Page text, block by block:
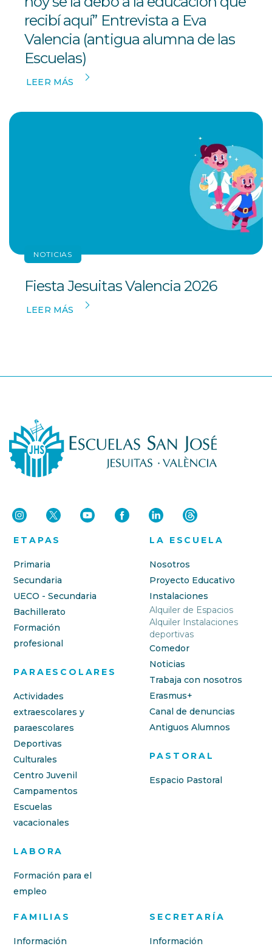
recibí aquí” Entrevista a Eva
Valencia (antigua alumna de las
Escuelas)
LEER MÁS
NOTICIAS
Fiesta Jesuitas Valencia 2026
LEER MÁS
ETAPAS
Primaria
Secundaria
UECO - Secundaria
Bachillerato
Formación
profesional
PARAESCOLARES
Actividades
extraescolares y
paraescolares
Deportivas
Culturales
Centro Juvenil
Campamentos
Escuelas
vacacionales
LABORA
Formación para el
empleo
LA ESCUELA
Nosotros
Proyecto Educativo
Instalaciones
Alquiler de Espacios
Alquiler Instalaciones
deportivas
Comedor
Noticias
Trabaja con nosotros
Erasmus+
Canal de denuncias
Antiguos Alumnos
PASTORAL
Espacio Pastoral
FAMILIAS
Información
SECRETARÍA
Información